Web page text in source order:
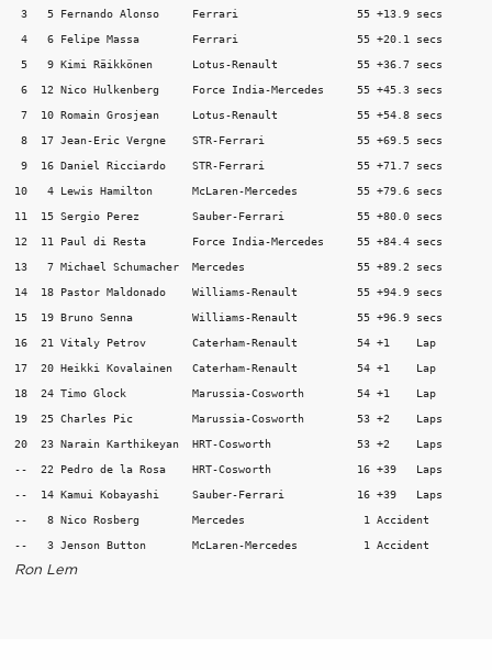
3   5 Fernando Alonso     Ferrari                  55 +13.9 secs
4   6 Felipe Massa        Ferrari                  55 +20.1 secs
5   9 Kimi Räikkönen      Lotus-Renault            55 +36.7 secs
6  12 Nico Hulkenberg     Force India-Mercedes     55 +45.3 secs
7  10 Romain Grosjean     Lotus-Renault            55 +54.8 secs
8  17 Jean-Eric Vergne    STR-Ferrari              55 +69.5 secs
9  16 Daniel Ricciardo    STR-Ferrari              55 +71.7 secs
10   4 Lewis Hamilton      McLaren-Mercedes         55 +79.6 secs
11  15 Sergio Perez        Sauber-Ferrari           55 +80.0 secs
12  11 Paul di Resta       Force India-Mercedes     55 +84.4 secs
13   7 Michael Schumacher  Mercedes                 55 +89.2 secs
14  18 Pastor Maldonado    Williams-Renault         55 +94.9 secs
15  19 Bruno Senna         Williams-Renault         55 +96.9 secs
16  21 Vitaly Petrov       Caterham-Renault         54 +1    Lap
17  20 Heikki Kovalainen   Caterham-Renault         54 +1    Lap
18  24 Timo Glock          Marussia-Cosworth        54 +1    Lap
19  25 Charles Pic         Marussia-Cosworth        53 +2    Laps
20  23 Narain Karthikeyan  HRT-Cosworth             53 +2    Laps
--  22 Pedro de la Rosa    HRT-Cosworth             16 +39   Laps
--  14 Kamui Kobayashi     Sauber-Ferrari           16 +39   Laps
--   8 Nico Rosberg        Mercedes                  1 Accident
Ron Lem